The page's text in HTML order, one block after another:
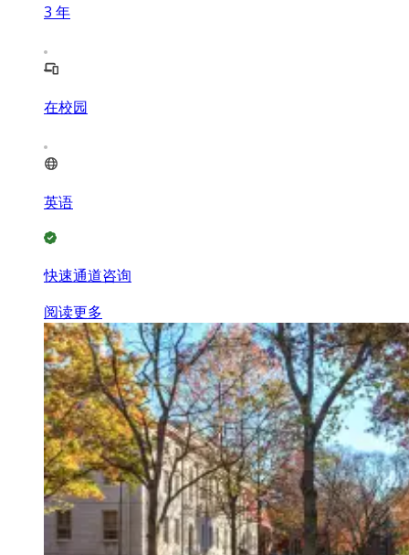
3 年
在校园
英语
快速通道咨询
阅读更多